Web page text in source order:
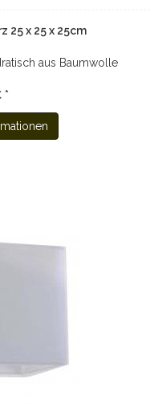
25 x 25 x 25cm
aus Baumwolle
*